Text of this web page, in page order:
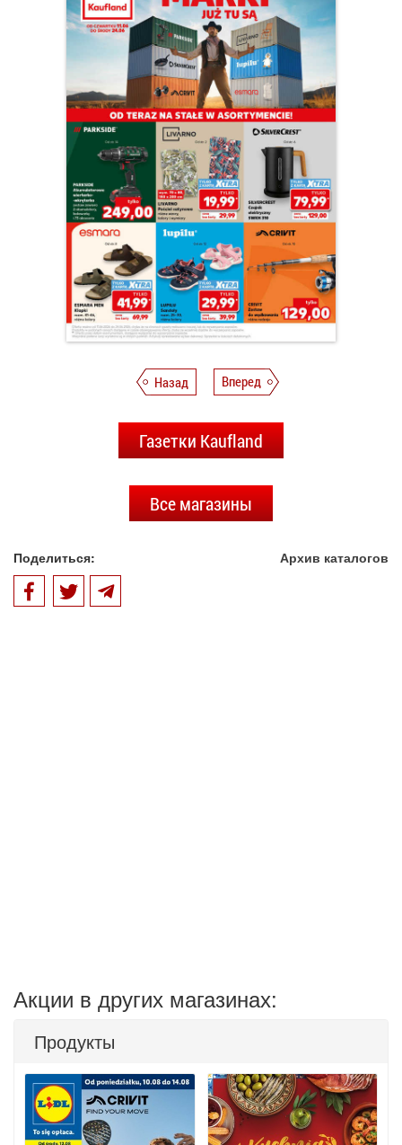
Назад Вперед
Газетки Kaufland
Все магазины
Поделиться: Архив каталогов
Акции в других магазинах:
Продукты